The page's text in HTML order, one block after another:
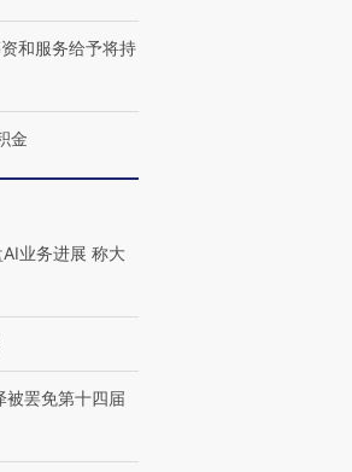
找100种
式·第三对
CFO：不靠规模取胜，华
住三大增长引擎是什么？
和服务给予将持
金
业务进展 称大
被罢免第十四届